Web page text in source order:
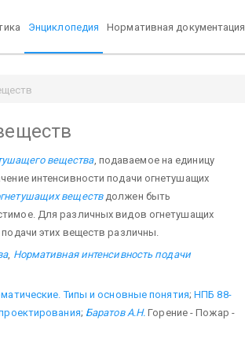
Энциклопедия Нормативная документация
вещества, подаваемое на единицу
интенсивности подачи огнетушащих
веществдолжен быть
Для различных видов огнетушащих
этих веществ различны.
, Нормативная интенсивность подачи
Типы и основные понятия;НПБ 88-
; Баратов А.Н. Горение - Пожар -